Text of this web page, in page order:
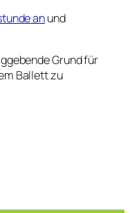
anund
Grund für
Ballett zu